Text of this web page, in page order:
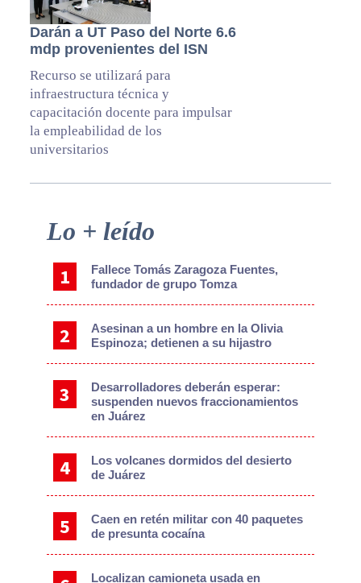
Darán a UT Paso del Norte 6.6
mdp provenientes del ISN
Recurso se utilizará para
infraestructura técnica y
capacitación docente para impulsar
la empleabilidad de los
universitarios
Primary
Lo + leído
Fallece Tomás Zaragoza Fuentes,
fundador de grupo Tomza
Asesinan a un hombre en la Olivia
Espinoza; detienen a su hijastro
Desarrolladores deberán esperar:
suspenden nuevos fraccionamientos
en Juárez
Los volcanes dormidos del desierto
de Juárez
Caen en retén militar con 40 paquetes
de presunta cocaína
Localizan camioneta usada en